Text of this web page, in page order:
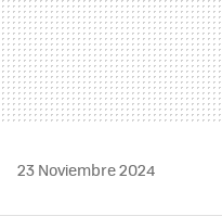
23 Noviembre 2024